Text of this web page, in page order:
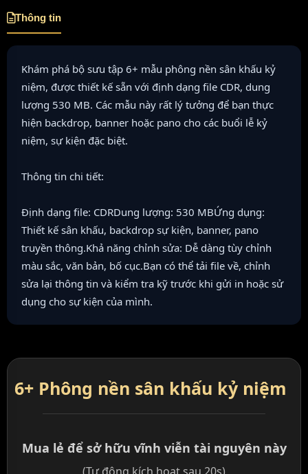
Thông tin
Khám phá bộ sưu tập 6+ mẫu phông nền sân khấu kỷ
niệm, được thiết kế sẵn với định dạng file CDR, dung
lượng 530 MB. Các mẫu này rất lý tưởng để bạn thực
hiện backdrop, banner hoặc pano cho các buổi lễ kỷ
niệm, sự kiện đặc biệt.
Thông tin chi tiết:
Định dạng file: CDRDung lượng: 530 MBỨng dụng:
Thiết kế sân khấu, backdrop sự kiện, banner, pano
truyền thông.Khả năng chỉnh sửa: Dễ dàng tùy chỉnh
màu sắc, văn bản, bố cục.Bạn có thể tải file về, chỉnh
sửa lại thông tin và kiểm tra kỹ trước khi gửi in hoặc sử
dụng cho sự kiện của mình.
6+ Phông nền sân khấu kỷ niệm
Mua lẻ để sở hữu vĩnh viễn tài nguyên này